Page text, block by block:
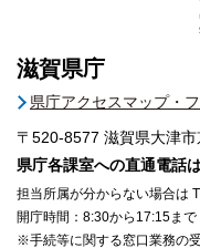
滋賀県庁
県庁アクセスマップ・
〒520-8577 滋賀県大津
県庁各課室への直通電話
担当所属が分からない場合は
開庁時間：8:30から17:15まで
※手続等に関する窓口業務の